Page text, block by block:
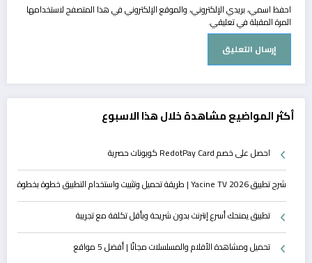
احفظ اسمي، بريدي الإلكتروني، والموقع الإلكتروني في هذا المتصفح لاستخدامها
المرة المقبلة في تعليقي.
أكثر المواضيع مشاهدة خلال هذا الاسبوع
احصل على خصم RedotPay Card كوبونات حصرية
شرح تطبيق Yacine TV 2026 | طريقة تحميل وتثبيت واستخدام التطبيق خطوة بخطوة
تطبيق يمنحك أسرع إنترنت بدون شريحة وبأقل تكلفة مع تجريبة
تحميل ومشاهدة الأفلام والمسلسلات مجانًا | أفضل 5 مواقع